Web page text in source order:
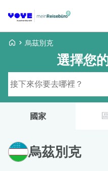
Voye Homepage
烏茲別克
選擇您
國家
烏茲別克